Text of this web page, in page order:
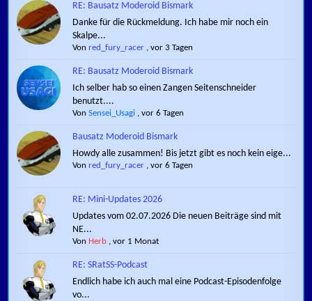
RE: Bausatz Moderoid Bismark
Danke für die Rückmeldung. Ich habe mir noch ein
Skalpe...
Vonred_fury_racer ,vor 3 Tagen
RE: Bausatz Moderoid Bismark
Ich selber hab so einen Zangen Seitenschneider
benutzt....
VonSensei_Usagi ,vor 6 Tagen
Bausatz Moderoid Bismark
Howdy alle zusammen! Bis jetzt gibt es noch kein eige...
Vonred_fury_racer ,vor 6 Tagen
RE: Mini-Updates 2026
Updates vom 02.07.2026 Die neuen Beiträge sind mit
NE...
Von Herb ,vor 1 Monat
RE: SRatSS-Podcast
Endlich habe ich auch mal eine Podcast-Episodenfolge
vo...